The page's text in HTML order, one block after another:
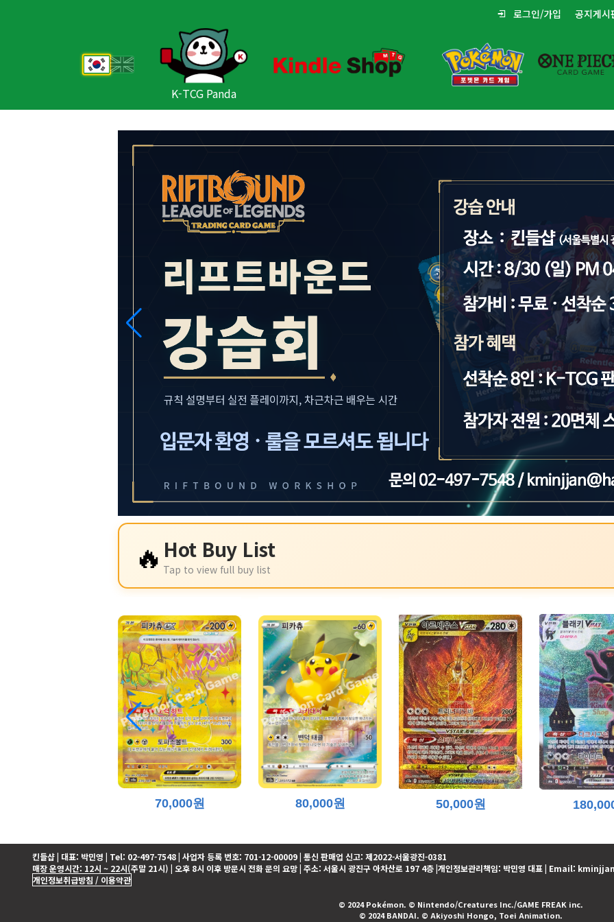
로그인/가입 공지게시
K-TCG Panda
🔥 Hot Buy List
Tap to view full buy list
70,000원 80,000원 50,000원
킨들샵 | 대표: 박민영 | Tel: 02-497-7548 | 사업자 등록 번호: 701-12-00009 | 통신 판매업 신고: 제2022-서울광진-0381
매장 운영시간: 12시 ~ 22시(주말 21시) | 오후 8시 이후 방문시 전화 문의 요망 | 주소: 서울시 광진구 아차산로 197 4층 |개인정보관리책임: 박민영 대표 | Email:
개인정보취급방침 / 이용약관
© 2024 Pokémon. © Nintendo/Creatures Inc./GAME FREAK inc.
© 2024 BANDAI. © Akiyoshi Hongo, Toei Animation.